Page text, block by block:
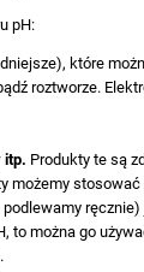
pH:
które
roztworze.
itp. Produkty te są
możemy
to można go